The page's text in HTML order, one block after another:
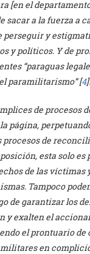
[en el
sacar a la fuerza a
perseguir y
y políticos. Y de
“paraguas
paramilitarismo” [4].
de procesos
página,
procesos de
esta solo es
de las víctimas
Tampoco
de garantizar los
y exalten el
el prontuario
en